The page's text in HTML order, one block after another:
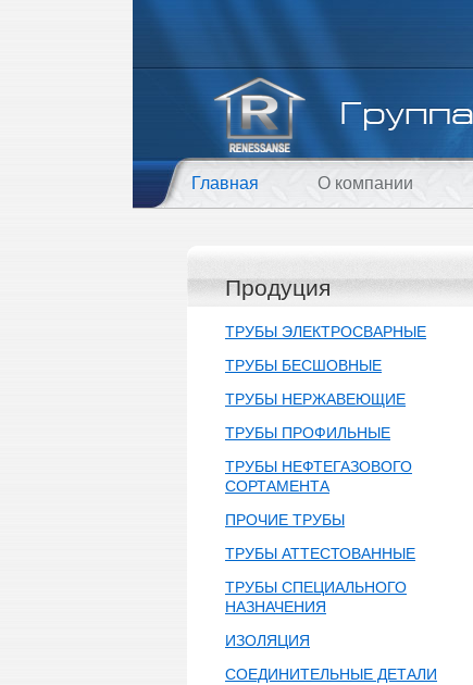
Главная О компании
Продуция
ТРУБЫ ЭЛЕКТРОСВАРНЫЕ
ТРУБЫ БЕСШОВНЫЕ
ТРУБЫ НЕРЖАВЕЮЩИЕ
ТРУБЫ ПРОФИЛЬНЫЕ
ТРУБЫ НЕФТЕГАЗОВОГО
СОРТАМЕНТА
ПРОЧИЕ ТРУБЫ
ТРУБЫ АТТЕСТОВАННЫЕ
ТРУБЫ СПЕЦИАЛЬНОГО
НАЗНАЧЕНИЯ
ИЗОЛЯЦИЯ
СОЕДИНИТЕЛЬНЫЕ ДЕТАЛИ